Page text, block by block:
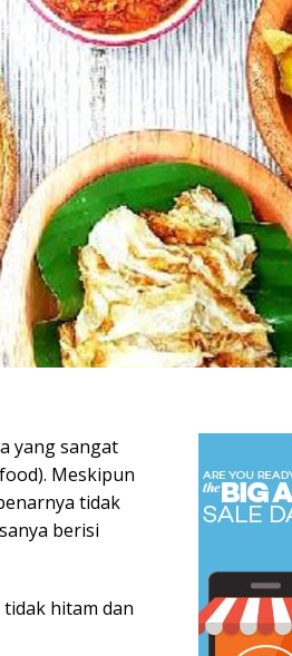
yang sangat
Meskipun
tidak
berisi
hitam dan